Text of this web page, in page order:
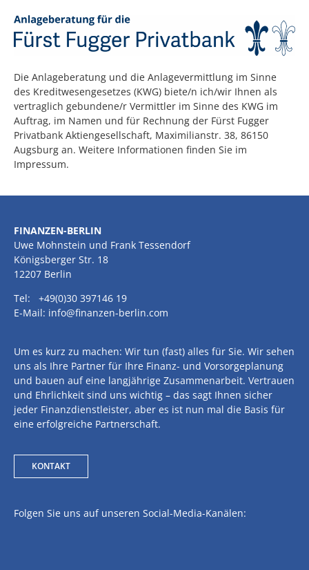
Die Anlageberatung und die Anlagevermittlung im Sinne
des Kreditwesengesetzes (KWG) biete/n ich/wir Ihnen als
vertraglich gebundene/r Vermittler im Sinne des KWG im
Auftrag, im Namen und für Rechnung der Fürst Fugger
Privatbank Aktiengesellschaft, Maximilianstr. 38, 86150
Augsburg an. Weitere Informationen finden Sie im
Impressum.
FINANZEN-BERLIN
Uwe Mohnstein und Frank Tessendorf
Königsberger Str. 18
12207 Berlin
Tel: +49(0)30 397146 19
E-Mail: info@finanzen-berlin.com
Um es kurz zu machen: Wir tun (fast) alles für Sie. Wir sehen
uns als Ihre Partner für Ihre Finanz- und Vorsorgeplanung
und bauen auf eine langjährige Zusammenarbeit. Vertrauen
und Ehrlichkeit sind uns wichtig – das sagt Ihnen sicher
jeder Finanzdienstleister, aber es ist nun mal die Basis für
eine erfolgreiche Partnerschaft.
KONTAKT
Folgen Sie uns auf unseren Social-Media-Kanälen: